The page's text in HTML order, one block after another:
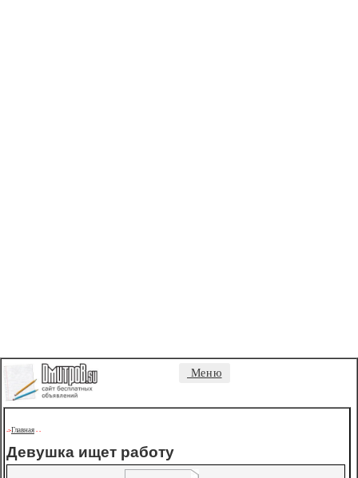
Меню
->Главная - -
Девушка ищет работу